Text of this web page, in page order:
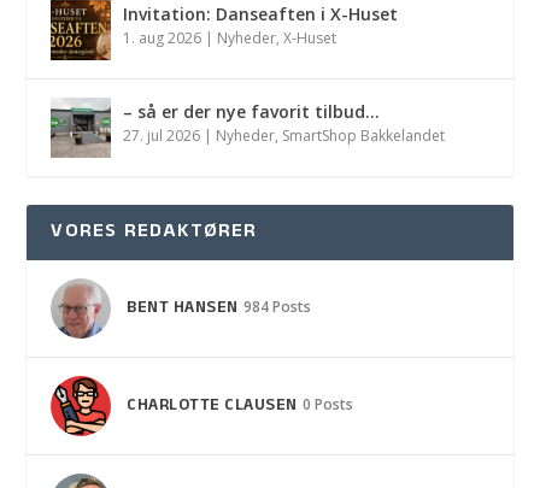
Invitation: Danseaften i X-Huset
1. aug 2026 | Nyheder,X-Huset
– så er der nye favorit tilbud…
27. jul 2026 | Nyheder, SmartShop Bakkelandet
VORES REDAKTØRER
BENT HANSEN 984 Posts
CHARLOTTE CLAUSEN 0 Posts